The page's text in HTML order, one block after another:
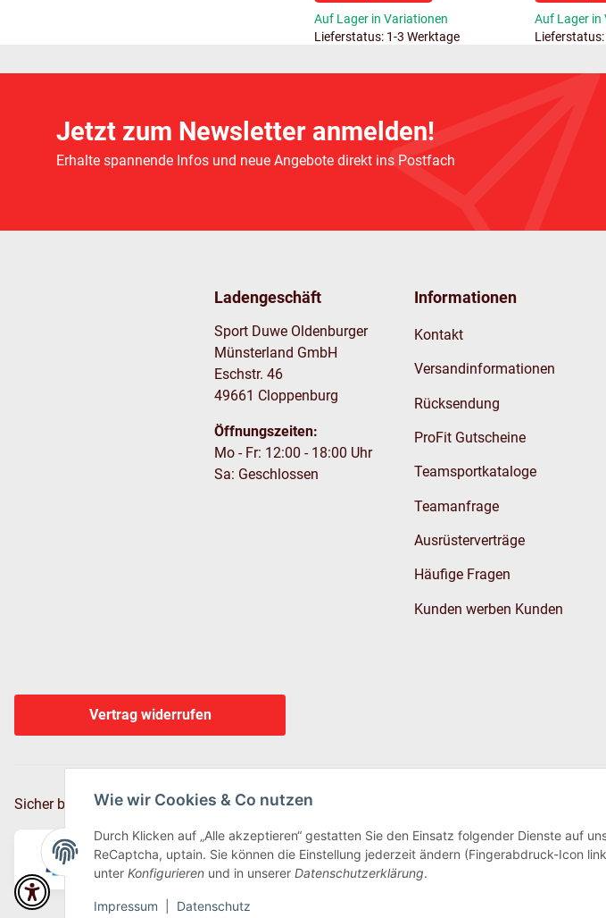
Wie wir Cookies & Co nutzen
Durch Klicken auf „Alle akzeptieren“ gestatten Sie den Einsatz folgender Dienste auf
ReCaptcha, uptain. Sie können die Einstellung jederzeit ändern (Fingerabdruck-Icon
unter Konfigurieren und in unserer Datenschutzerklärung.
Impressum Datenschutz
Auf Lager in Variationen
Lieferstatus: 1-3 Werktage
Auf Lager in
Jetzt zum Newsletter anmelden!
Erhalte spannende Infos und neue Angebote direkt ins Postfach
Ladengeschäft
Sport Duwe Oldenburger
Münsterland GmbH
Eschstr. 46
49661 Cloppenburg
Öffnungszeiten:
Mo - Fr: 12:00 - 18:00 Uhr
Sa: Geschlossen
Informationen
Kontakt
Versandinformationen
Rücksendung
ProFit Gutscheine
Teamsportkataloge
Teamanfrage
Ausrüsterverträge
Häufige Fragen
Kunden werben Kunden
Vertrag widerrufen
Sicher bezahlen via: